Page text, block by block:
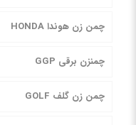
چمن زن هوندا HONDA
چمنزن برقی GGP
چمن زن گلف GOLF